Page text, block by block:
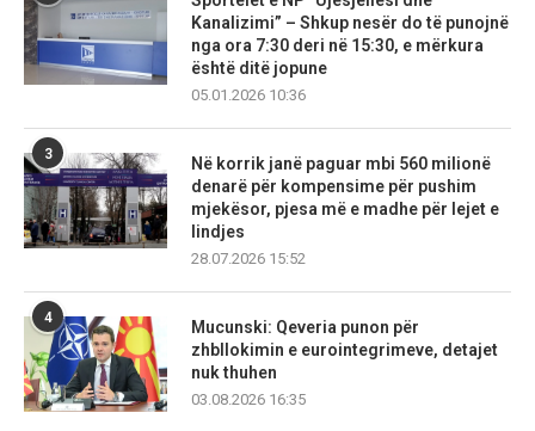
Kanalizimi” – Shkup nesër do të punojnë
nga ora 7:30 deri në 15:30, e mërkura
është ditë jopune
05.01.2026 10:36
3
Në korrik janë paguar mbi 560 milionë
denarë për kompensime për pushim
mjekësor, pjesa më e madhe për lejet e
lindjes
28.07.2026 15:52
4
Mucunski: Qeveria punon për
zhbllokimin e eurointegrimeve, detajet
nuk thuhen
03.08.2026 16:35